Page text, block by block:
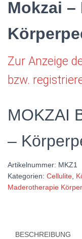
Mokzai –
Zur Anzeige
bzw.
MOKZAI
–
Artikelnummer: MKZ1
Kategorien: Cellulite
Maderotherapie Körper
BESCHREIBUNG